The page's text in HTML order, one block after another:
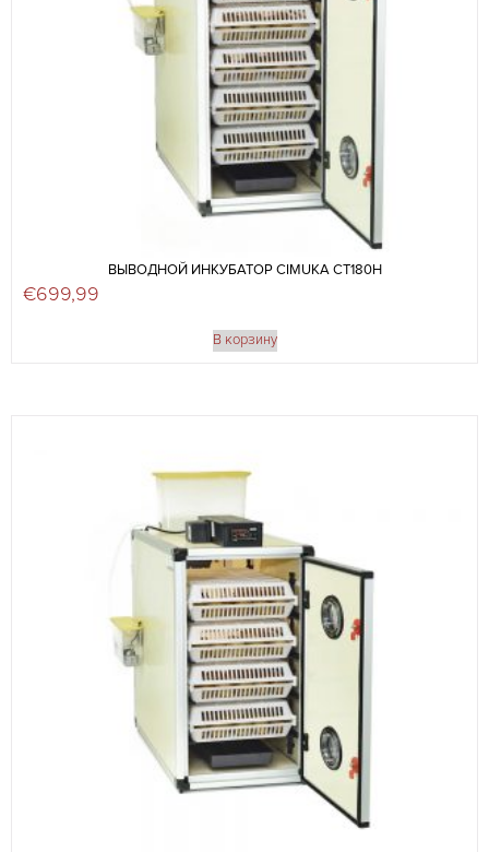
ВЫВОДНОЙ ИНКУБАТОР CIMUKA CT180H
€699,99
В корзину